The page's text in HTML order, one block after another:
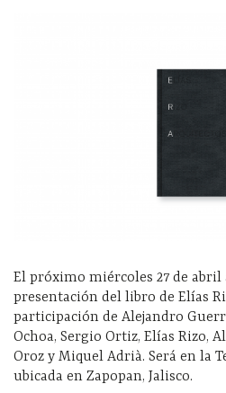
El próximo miércoles 27 de abril
presentación del libro de Elías
participación de Alejandro
Ochoa, Sergio Ortiz, Elías Rizo,
Oroz y Miquel Adrià. Será en la
ubicada en Zapopan, Jalisco.